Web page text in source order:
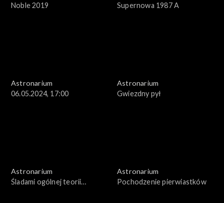
Noble 2019
Supernowa 1987 A
Astronarium
06.05.2024, 17:00
Astronarium
Gwiezdny pył
Astronarium
Śladami ogólnej teorii
Astronarium
Pochodzenie pierwiastków